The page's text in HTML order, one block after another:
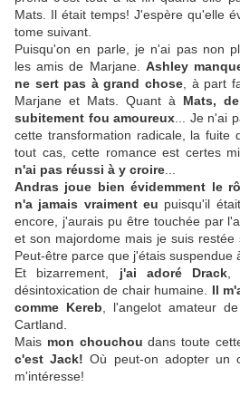
Mats. Il était temps! J'espère qu'elle
tome suivant.
Puisqu'on en parle, je n'ai pas non
les amis de Marjane. Ashley
ne sert pas à grand chose, à part
Marjane et Mats. Quant à Mats,
subitement fou amoureux ... Je n'ai
cette transformation radicale, la fuite
tout cas, cette romance est certes
n'ai pas réussi à y croire
Andras joue bien évidemment le
n'a jamais vraiment eu puisqu'il
encore, j'aurais pu être touchée par
et son majordome mais je suis restée
Peut-être parce que j'étais suspendue
Et bizarrement, j'ai adoré Drack
désintoxication de chair humaine. Il
comme Kereb , l'angelot amateur
Cartland.
Mais mon chouchou dans toute
c'est Jack! Où peut-on adopter un
m'intéresse!